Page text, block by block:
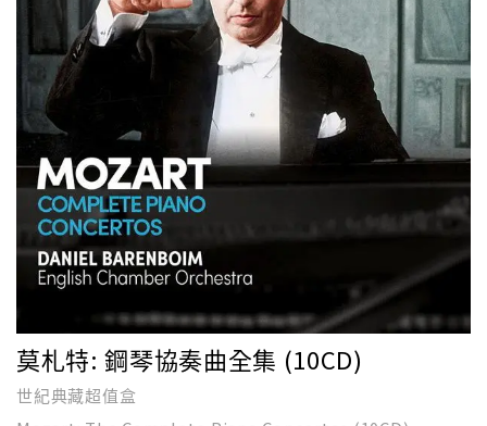
莫札特: 鋼琴協奏曲全集 (10CD)
世紀典藏超值盒